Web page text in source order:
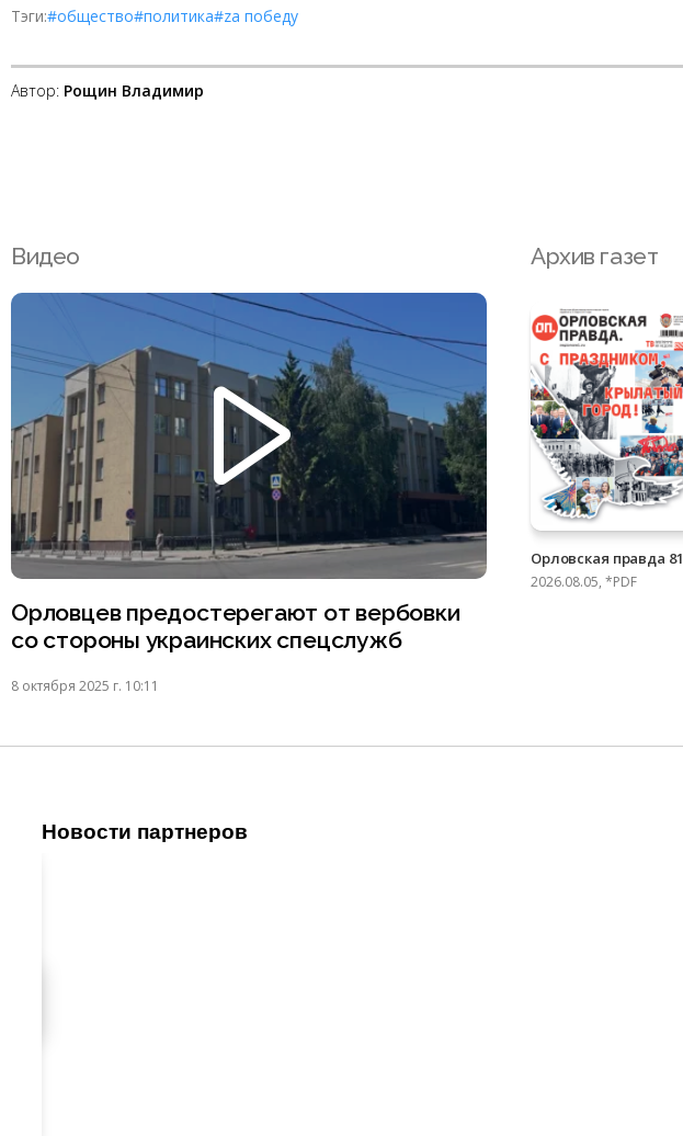
Тэги:#общество#политика#zа победу
Автор: Рощин Владимир
Видео
Орловцев предостерегают от вербовки
со стороны украинских спецслужб
8 октября 2025 г. 10:11
Архив газет
Орловская правда 81
2026.08.05, *PDF
Новости партнеров